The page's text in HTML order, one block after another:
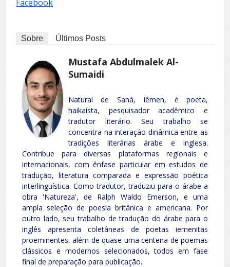
Facebook
Sobre Últimos Posts
Mustafa Abdulmalek Al-
Sumaidi
Natural de Saná, Iêmen, é poeta,
haikaísta, pesquisador acadêmico e
tradutor literário. Seu trabalho se
concentra na interação dinâmica entre as
tradições literárias árabe e inglesa.
Contribue para diversas plataformas regionais e
internacionais, com ênfase particular em estudos de
tradução, literatura comparada e expressão poética
interlinguística. Como tradutor, traduziu para o árabe a
obra 'Natureza', de Ralph Waldo Emerson, e uma
ampla seleção de poesia britânica e americana. Por
outro lado, seu trabalho de tradução do árabe para o
inglês apresenta coletâneas de poetas iemenitas
proeminentes, além de quase uma centena de poemas
clássicos e modernos selecionados, todos em fase
final de preparação para publicação.